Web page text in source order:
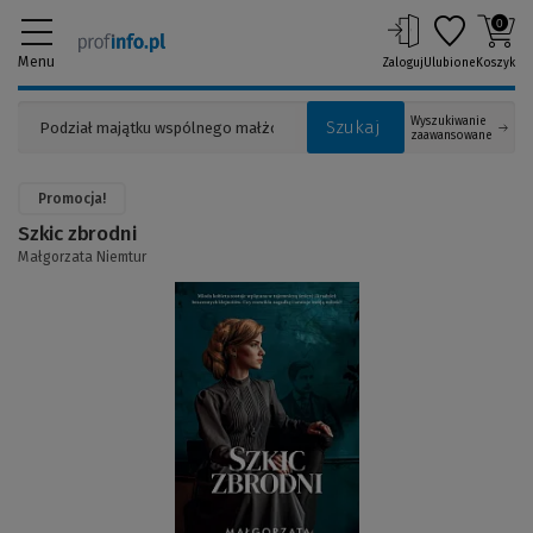
Menu
Szukaj
Wyszukiwanie
zaawansowane
ZalogujUlubione
0
Koszyk
Promocja!
do
Szkic zbrodni
Małgorzata Niemtur